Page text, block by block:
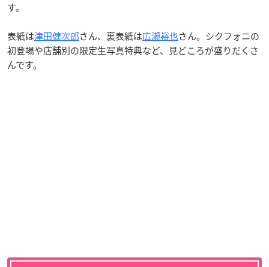
す。
表紙は津田健次郎さん、裏表紙は広瀬裕也さん。シクフォニの
初登場や店舗別の限定生写真特典など、見どころが盛りだくさ
んです。